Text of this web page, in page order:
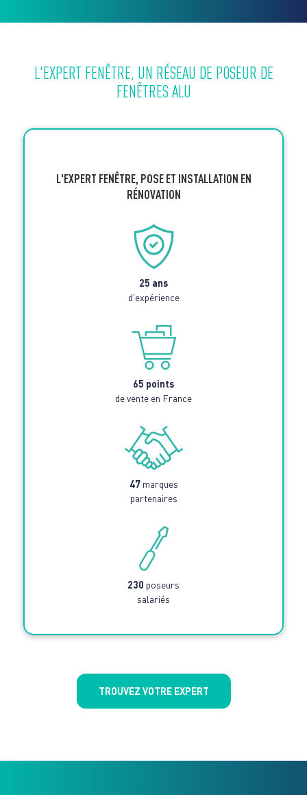
L'EXPERT FENÊTRE, UN RÉSEAU DE POSEUR DE
FENÊTRES ALU
L'EXPERT FENÊTRE, POSE ET INSTALLATION EN
RÉNOVATION
25 ans
d’expérience
65 points
de vente en France
47marques
partenaires
230 poseurs
salariés
TROUVEZ VOTRE EXPERT